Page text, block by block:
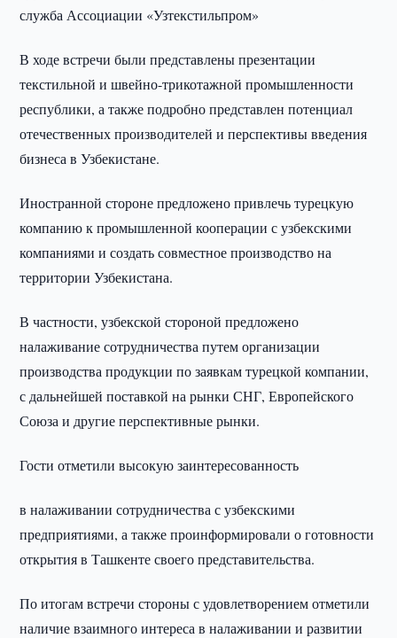
служба Ассоциации «Узтекстильпром»
В ходе встречи были представлены презентации
текстильной и швейно-трикотажной промышленности
республики, а также подробно представлен потенциал
отечественных производителей и перспективы введения
бизнеса в Узбекистане.
Иностранной стороне предложено привлечь турецкую
компанию к промышленной кооперации с узбекскими
компаниями и создать совместное производство на
территории Узбекистана.
В частности, узбекской стороной предложено
налаживание сотрудничества путем организации
производства продукции по заявкам турецкой компании,
с дальнейшей поставкой на рынки СНГ, Европейского
Союза и другие перспективные рынки.
Гости отметили высокую заинтересованность
в налаживании сотрудничества с узбекскими
предприятиями, а также проинформировали о готовности
открытия в Ташкенте своего представительства.
По итогам встречи стороны с удовлетворением отметили
наличие взаимного интереса в налаживании и развитии